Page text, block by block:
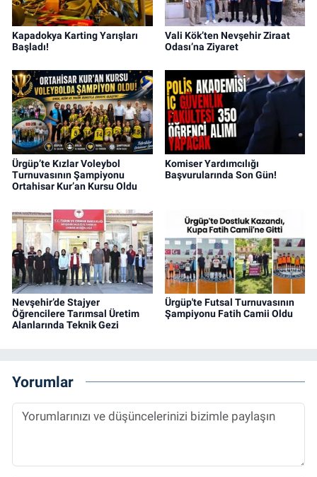
Kapadokya Karting Yarışları
Başladı!
Vali Kök’ten Nevşehir Ziraat
Odası’na Ziyaret
Ürgüp’te Kızlar Voleybol
Turnuvasının Şampiyonu
Ortahisar Kur’an Kursu Oldu
Komiser Yardımcılığı
Başvurularında Son Gün!
Nevşehir’de Stajyer
Öğrencilere Tarımsal Üretim
Alanlarında Teknik Gezi
Ürgüp'te Futsal Turnuvasının
Şampiyonu Fatih Camii Oldu
Yorumlar